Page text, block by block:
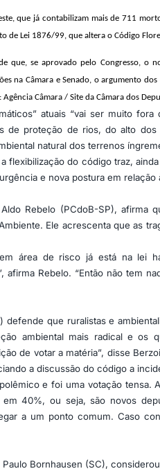
que já contabilizam mais de 711
de Lei 1876/99, que altera o Código
que, se aprovado pelo Congresso, o
na Câmara e Senado, o argumento
Agência Câmara / Site da Câmara dos
atuais “vai ser muito
de proteção de rios, do alto
natural dos terrenos
flexibilização do código traz,
e nova postura em relação
Rebelo (PCdoB-SP), afirma
Ele acrescenta que as
área de risco já está na lei
afirma Rebelo. “Então não tem
defende que ruralistas e
ambiental mais radical e os
de votar a matéria”, disse
a discussão do código a
e foi uma votação tensa.
em 40%, ou seja, são novos
a um ponto comum. Caso
Bornhausen (SC),